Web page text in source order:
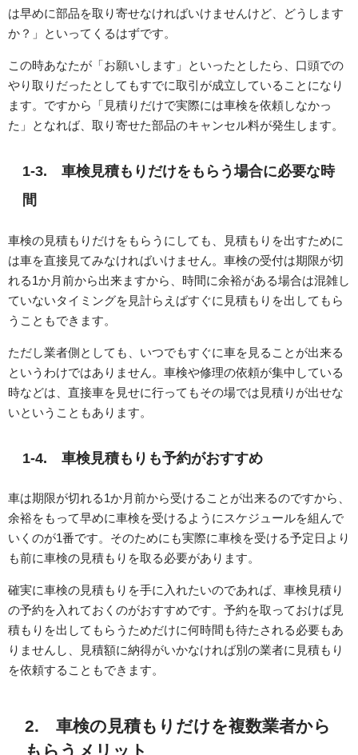
は早めに部品を取り寄せなければいけませんけど、どうします
か？」といってくるはずです。
この時あなたが「お願いします」といったとしたら、口頭での
やり取りだったとしてもすでに取引が成立していることになり
ます。ですから「見積りだけで実際には車検を依頼しなかっ
た」となれば、取り寄せた部品のキャンセル料が発生します。
1-3. 車検見積もりだけをもらう場合に必要な時
間
車検の見積もりだけをもらうにしても、見積もりを出すために
は車を直接見てみなければいけません。車検の受付は期限が切
れる1か月前から出来ますから、時間に余裕がある場合は混雑し
ていないタイミングを見計らえばすぐに見積もりを出してもら
うこともできます。
ただし業者側としても、いつでもすぐに車を見ることが出来る
というわけではありません。車検や修理の依頼が集中している
時などは、直接車を見せに行ってもその場では見積りが出せな
いということもあります。
1-4. 車検見積もりも予約がおすすめ
車は期限が切れる1か月前から受けることが出来るのですから、
余裕をもって早めに車検を受けるようにスケジュールを組んで
いくのが1番です。そのためにも実際に車検を受ける予定日より
も前に車検の見積もりを取る必要があります。
確実に車検の見積もりを手に入れたいのであれば、車検見積り
の予約を入れておくのがおすすめです。予約を取っておけば見
積もりを出してもらうためだけに何時間も待たされる必要もあ
りませんし、見積額に納得がいかなければ別の業者に見積もり
を依頼することもできます。
2. 車検の見積もりだけを複数業者から
もらうメリット